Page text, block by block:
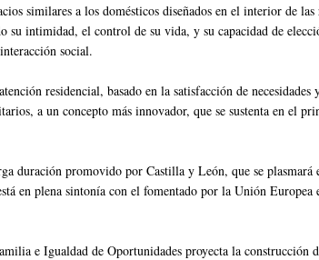
similares a los domésticos diseñados en el interior de las
su intimidad, el control de su vida, y su capacidad de
social.
residencial, basado en la satisfacción de necesidades
a un concepto más innovador, que se sustenta en el
duración promovido por Castilla y León, que se plasmará
en plena sintonía con el fomentado por la Unión Europea
e Igualdad de Oportunidades proyecta la construcción